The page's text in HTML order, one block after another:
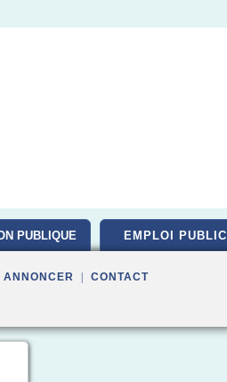
PUBLIQUE EMPLOI PUBLIC
ANNONCER CONTACT